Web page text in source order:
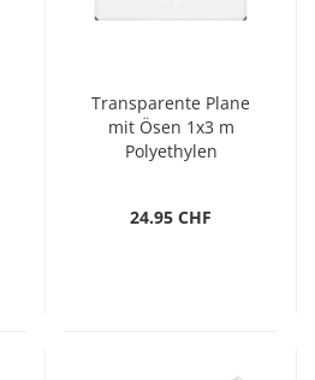
Transparente Plane
mit Ösen 1x3 m
Polyethylen
24.95 CHF